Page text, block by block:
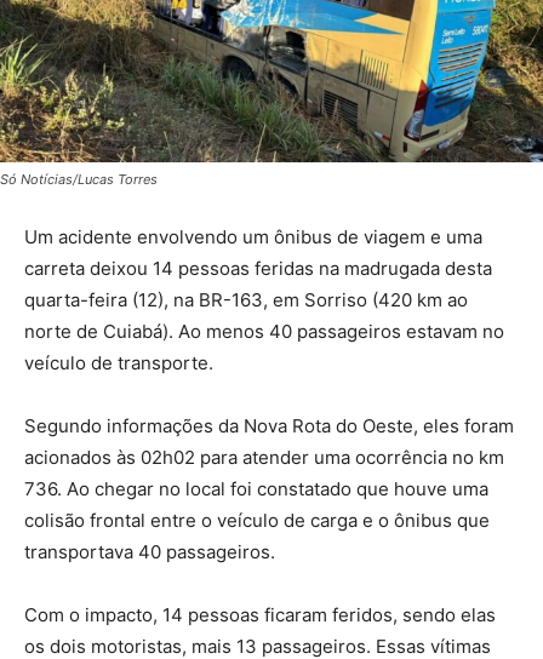
Só Notícias/Lucas Torres
Um acidente envolvendo um ônibus de viagem e uma
carreta deixou 14 pessoas feridas na madrugada desta
quarta-feira (12), na BR-163, em Sorriso (420 km ao
norte de Cuiabá). Ao menos 40 passageiros estavam no
veículo de transporte.
Segundo informações da Nova Rota do Oeste, eles foram
acionados às 02h02 para atender uma ocorrência no km
736. Ao chegar no local foi constatado que houve uma
colisão frontal entre o veículo de carga e o ônibus que
transportava 40 passageiros.
Com o impacto, 14 pessoas ficaram feridos, sendo elas
os dois motoristas, mais 13 passageiros. Essas vítimas